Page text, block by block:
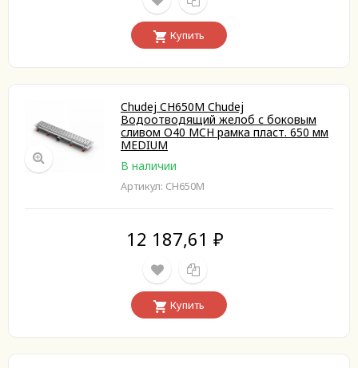
Купить
Chudej CH650M Chudej
Водоотводящий желоб с боковым
сливом O40 MCH рамка пласт. 650 мм
MEDIUM
В наличии
Артикул: CH650M
12 187,61 ₽
Купить